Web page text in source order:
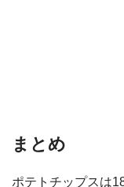
まとめ
ポテトチップスは